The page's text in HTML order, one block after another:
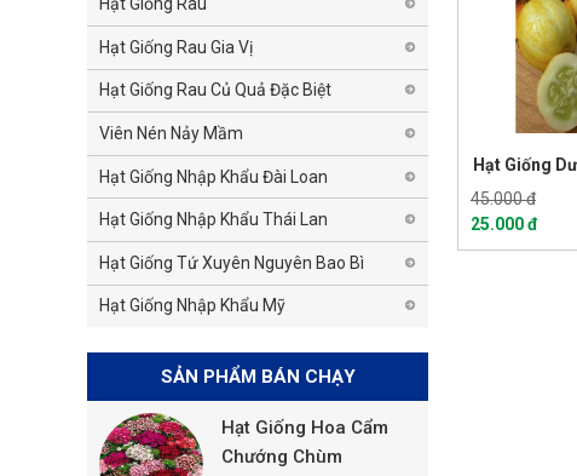
Hạt Giống
45.000 đ
25.000 đ
Hạt Giống Rau Gia Vị
Hạt Giống Rau Củ Quả Đặc Biệt
Viên Nén Nảy Mầm
Hạt Giống Nhập Khẩu Đài Loan
Hạt Giống Nhập Khẩu Thái Lan
Hạt Giống Tứ Xuyên Nguyên Bao Bì
Hạt Giống Nhập Khẩu Mỹ
SẢN PHẨM BÁN CHẠY
Hạt Giống Hoa Cẩm
Chướng Chùm